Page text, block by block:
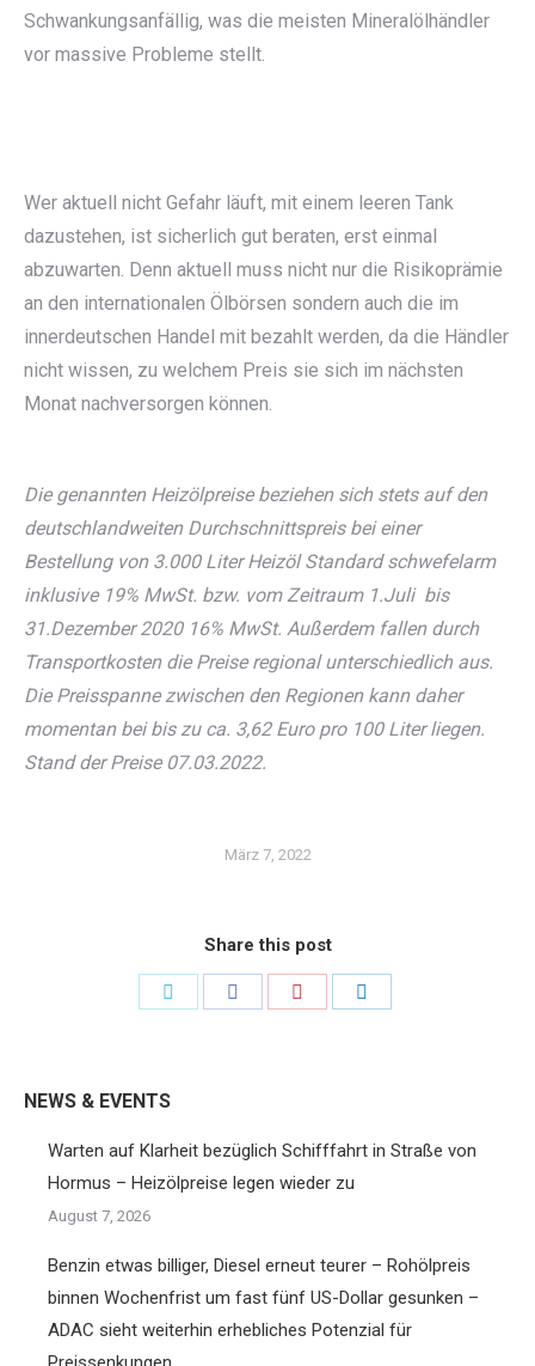
Schwankungsanfällig, was die meisten Mineralölhändler
vor massive Probleme stellt.
Wer aktuell nicht Gefahr läuft, mit einem leeren Tank
dazustehen, ist sicherlich gut beraten, erst einmal
abzuwarten. Denn aktuell muss nicht nur die Risikoprämie
an den internationalen Ölbörsen sondern auch die im
innerdeutschen Handel mit bezahlt werden, da die Händler
nicht wissen, zu welchem Preis sie sich im nächsten
Monat nachversorgen können.
Die genannten Heizölpreise beziehen sich stets auf den
deutschlandweiten Durchschnittspreis bei einer
Bestellung von 3.000 Liter Heizöl Standard schwefelarm
inklusive 19% MwSt. bzw. vom Zeitraum 1.Juli bis
31.Dezember 2020 16% MwSt. Außerdem fallen durch
Transportkosten die Preise regional unterschiedlich aus.
Die Preisspanne zwischen den Regionen kann daher
momentan bei bis zu ca. 3,62 Euro pro 100 Liter liegen.
Stand der Preise 07.03.2022.
März 7, 2022
Share this post
NEWS & EVENTS
Warten auf Klarheit bezüglich Schifffahrt in Straße von
Hormus – Heizölpreise legen wieder zu
August 7, 2026
Benzin etwas billiger, Diesel erneut teurer – Rohölpreis
binnen Wochenfrist um fast fünf US-Dollar gesunken –
ADAC sieht weiterhin erhebliches Potenzial für